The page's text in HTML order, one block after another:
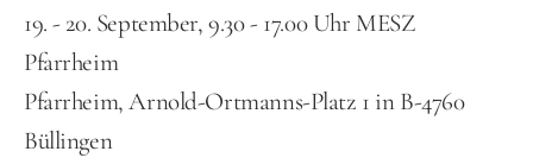
19. - 20. September, 9.30 - 17.00 Uhr MESZ
Pfarrheim
Pfarrheim, Arnold-Ortmanns-Platz 1 in B-4760
Büllingen